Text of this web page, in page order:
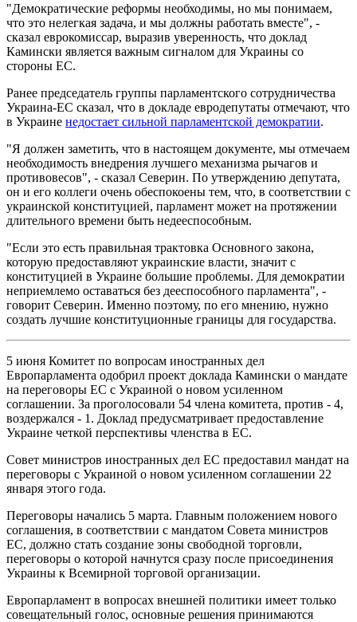
"Демократические реформы необходимы, но мы понимаем,
что это нелегкая задача, и мы должны работать вместе", -
сказал еврокомиссар, выразив уверенность, что доклад
Камински является важным сигналом для Украины со
стороны ЕС.
Ранее председатель группы парламентского сотрудничества
Украина-ЕС сказал, что в докладе евродепутаты отмечают, что
в Украине недостает сильной парламентской демократии.
"Я должен заметить, что в настоящем документе, мы отмечаем
необходимость внедрения лучшего механизма рычагов и
противовесов", - сказал Северин. По утверждению депутата,
он и его коллеги очень обеспокоены тем, что, в соответствии с
украинской конституцией, парламент может на протяжении
длительного времени быть недееспособным.
"Если это есть правильная трактовка Основного закона,
которую предоставляют украинские власти, значит с
конституцией в Украине большие проблемы. Для демократии
неприемлемо оставаться без дееспособного парламента", -
говорит Северин. Именно поэтому, по его мнению, нужно
создать лучшие конституционные границы для государства.
5 июня Комитет по вопросам иностранных дел
Европарламента одобрил проект доклада Камински о мандате
на переговоры ЕС с Украиной о новом усиленном
соглашении. За проголосовали 54 члена комитета, против - 4,
воздержался - 1. Доклад предусматривает предоставление
Украине четкой перспективы членства в ЕС.
Совет министров иностранных дел ЕС предоставил мандат на
переговоры с Украиной о новом усиленном соглашении 22
января этого года.
Переговоры начались 5 марта. Главным положением нового
соглашения, в соответствии с мандатом Совета министров
ЕС, должно стать создание зоны свободной торговли,
переговоры о которой начнутся сразу после присоединения
Украины к Всемирной торговой организации.
Европарламент в вопросах внешней политики имеет только
совещательный голос, основные решения принимаются